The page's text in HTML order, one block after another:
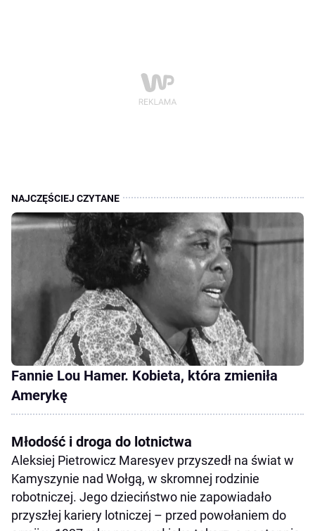
Fannie Lou Hamer. Kobieta, która zmieniła
Amerykę
Młodość i droga do lotnictwa
Aleksiej Pietrowicz Maresyev przyszedł na świat w
Kamyszynie nad Wołgą, w skromnej rodzinie
robotniczej. Jego dzieciństwo nie zapowiadało
przyszłej kariery lotniczej – przed powołaniem do